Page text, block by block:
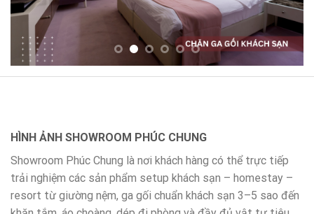
HÌNH ẢNH SHOWROOM PHÚC CHUNG
Showroom Phúc Chung là nơi khách hàng có thể trực tiếp
trải nghiệm các sản phẩm setup khách sạn – homestay –
resort từ giường nệm, ga gối chuẩn khách sạn 3–5 sao đến